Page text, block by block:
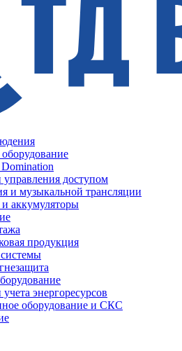
доступом
и музыкальной трансляции
аккумуляторы
продукция
энергоресурсов
оборудование и СКС